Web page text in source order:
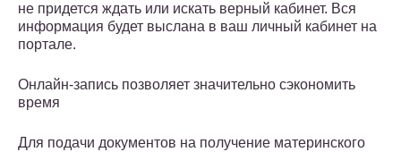
не придется ждать или искать верный кабинет. Вся
информация будет выслана в ваш личный кабинет на
портале.
Онлайн-запись позволяет значительно сэкономить
время
Для подачи документов на получение материнского